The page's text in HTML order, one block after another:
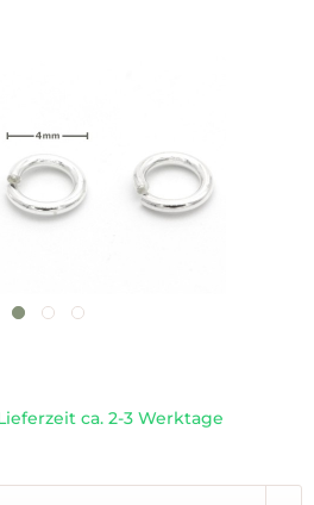
ca. 2-3 Werktage